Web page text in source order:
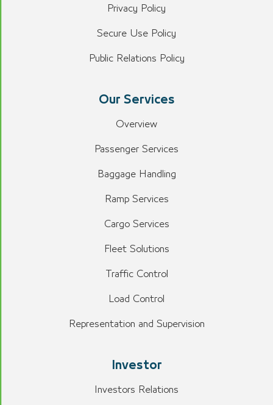
Privacy Policy
Secure Use Policy
Public Relations Policy
Our Services
Overview
Passenger Services
Baggage Handling
Ramp Services
Cargo Services
Fleet Solutions
Traffic Control
Load Control
Representation and Supervision
Investor
Investors Relations